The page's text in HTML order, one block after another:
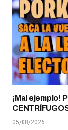
¡Mal ejemplo!
05/08/2026